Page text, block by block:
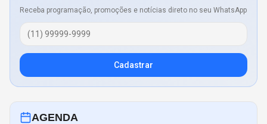
Receba programação, promoções e notícias direto no seu WhatsApp
Cadastrar
AGENDA